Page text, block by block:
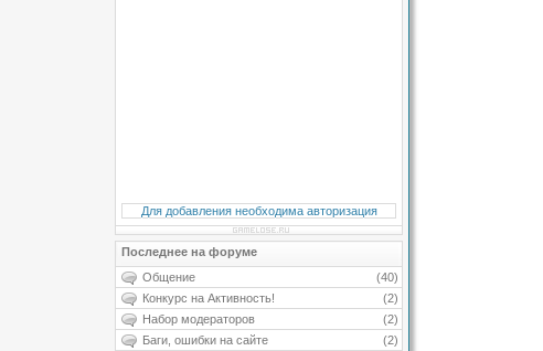
Для добавления необходима авторизация
Последнее на форуме
(40)
Общение
(2)
Конкурс на Активность!
(2)
Набор модераторов
(2)
Баги, ошибки на сайте